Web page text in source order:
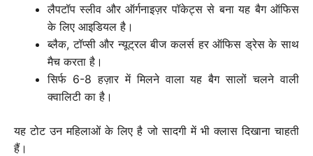
लैपटॉप स्लीव और ऑर्गनाइज़र पॉकेट्स से बना यह बैग ऑफिस
के लिए आइडियल है।
ब्लैक, टॉप्सी और न्यूट्रल बीज कलर्स हर ऑफिस ड्रेस के साथ
मैच करता है।
सिर्फ 6-8 हज़ार में मिलने वाला यह बैग सालों चलने वाली
क्वालिटी का है।
यह टोट उन महिलाओं के लिए है जो सादगी में भी क्लास दिखाना चाहती
हैं।